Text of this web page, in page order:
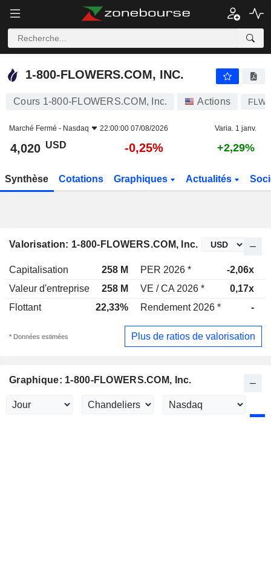
1-800-FLOWERS.COM, INC.
1-800-FLOWERS.COM, INC.
Cours 1-800-FLOWERS.COM, Inc. Actions FLWS
Marché Fermé - Nasdaq 22:00:00 07/08/2026 Varia. 1 janv.
4,020 USD -0,25% +2,29%
Synthèse Cotations Graphiques Actualités
Valorisation: 1-800-FLOWERS.COM, Inc.
Capitalisation 258 M PER 2026 * -2,06x
Valeur d'entreprise
258 M VE / CA 2026 * 0,17x
Flottant
22,33% Rendement 2026 * -
* Données estimées Plus de ratios de valorisation
Graphique: 1-800-FLOWERS.COM, Inc.